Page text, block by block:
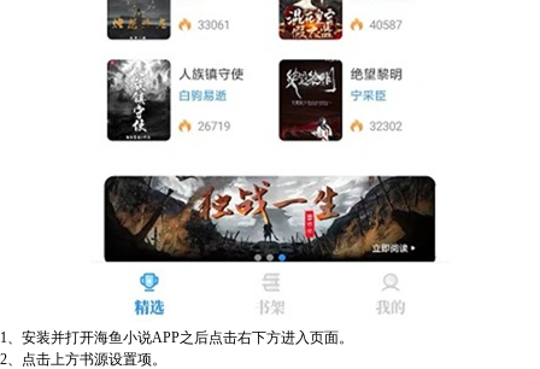
1、安装并打开海鱼小说APP之后点击右下方进入页面。
2、点击上方书源设置项。